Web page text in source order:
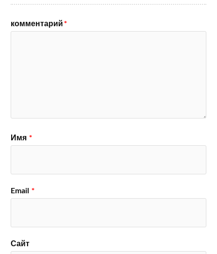
комментарий*
Имя *
Email *
Сайт